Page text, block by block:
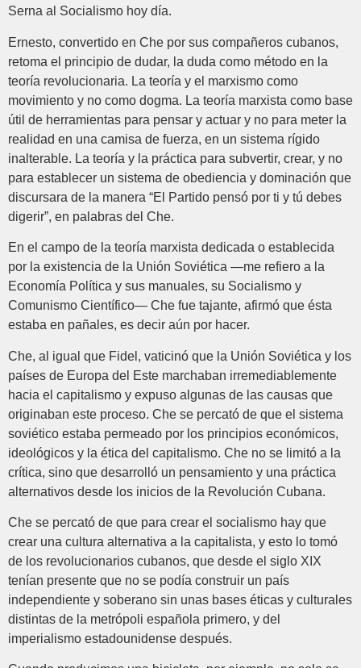
Serna al Socialismo hoy día.
Ernesto, convertido en Che por sus compañeros cubanos,
retoma el principio de dudar, la duda como método en la
teoría revolucionaria. La teoría y el marxismo como
movimiento y no como dogma. La teoría marxista como base
útil de herramientas para pensar y actuar y no para meter la
realidad en una camisa de fuerza, en un sistema rígido
inalterable. La teoría y la práctica para subvertir, crear, y no
para establecer un sistema de obediencia y dominación que
discursara de la manera “El Partido pensó por ti y tú debes
digerir”, en palabras del Che.
En el campo de la teoría marxista dedicada o establecida
por la existencia de la Unión Soviética —me refiero a la
Economía Política y sus manuales, su Socialismo y
Comunismo Científico— Che fue tajante, afirmó que ésta
estaba en pañales, es decir aún por hacer.
Che, al igual que Fidel, vaticinó que la Unión Soviética y los
países de Europa del Este marchaban irremediablemente
hacia el capitalismo y expuso algunas de las causas que
originaban este proceso. Che se percató de que el sistema
soviético estaba permeado por los principios económicos,
ideológicos y la ética del capitalismo. Che no se limitó a la
crítica, sino que desarrolló un pensamiento y una práctica
alternativos desde los inicios de la Revolución Cubana.
Che se percató de que para crear el socialismo hay que
crear una cultura alternativa a la capitalista, y esto lo tomó
de los revolucionarios cubanos, que desde el siglo XIX
tenían presente que no se podía construir un país
independiente y soberano sin unas bases éticas y culturales
distintas de la metrópoli española primero, y del
imperialismo estadounidense después.